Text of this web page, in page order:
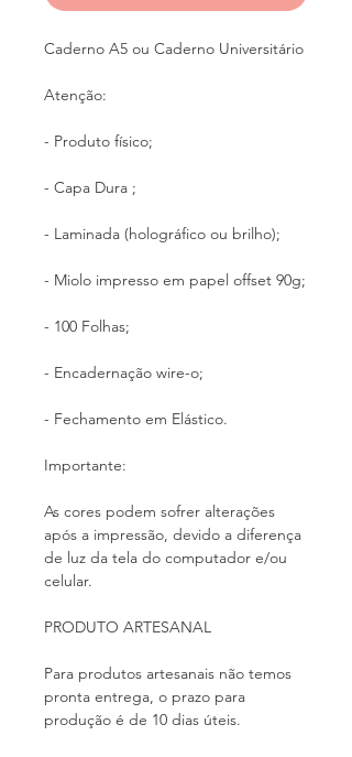
Caderno A5 ou Caderno Universitário
Atenção:
- Produto físico;
- Capa Dura ;
- Laminada (holográfico ou brilho);
- Miolo impresso em papel offset 90g;
- 100 Folhas;
- Encadernação wire-o;
- Fechamento em Elástico.
Importante:
As cores podem sofrer alterações
após a impressão, devido a diferença
de luz da tela do computador e/ou
celular.
PRODUTO ARTESANAL
Para produtos artesanais não temos
pronta entrega, o prazo para
produção é de 10 dias úteis.